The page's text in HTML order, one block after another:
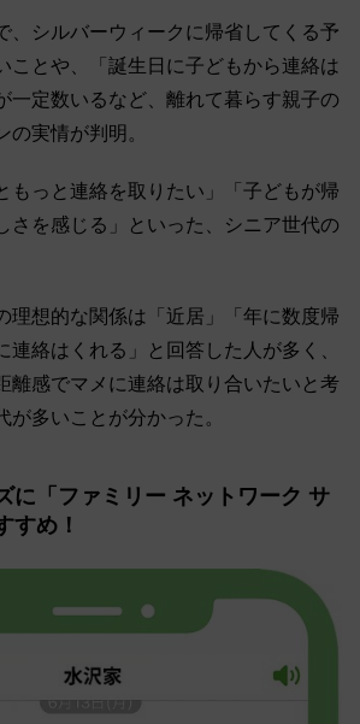
シルバーウィークに帰省してくる予
ことや、「誕生日に子どもから連絡は
一定数いるなど、離れて暮らす親子の
の実情が判明。
もっと連絡を取りたい」「子どもが帰
さを感じる」といった、シニア世代の
理想的な関係は「近居」「年に数度帰
連絡はくれる」と回答した人が多く、
離感でマメに連絡は取り合いたいと考
が多いことが分かった。
に「ファミリー ネットワーク サ
すめ！